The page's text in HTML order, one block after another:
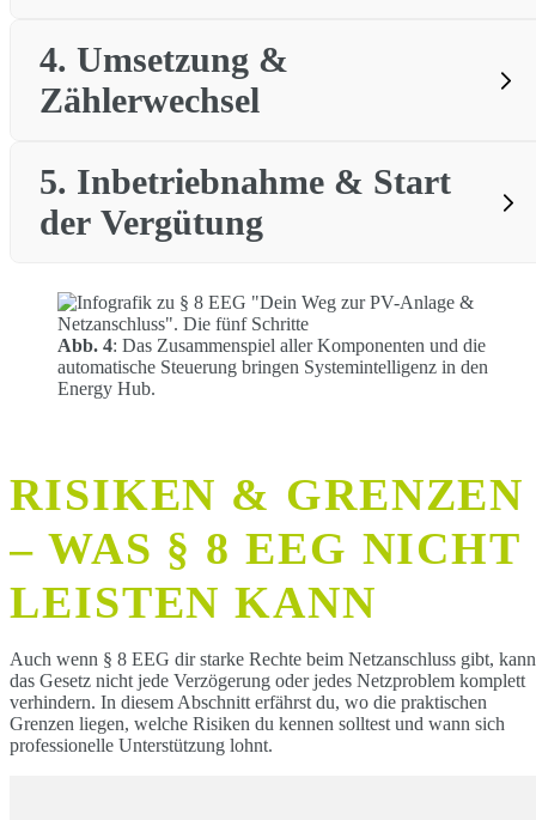
4. Umsetzung &
Zählerwechsel
5. Inbetriebnahme & Start
der Vergütung
Vergütungssatz
festgeschrieben
Förderperiode in der
Regel 20 Jahre
Abb. 4: Das Zusammenspiel aller Komponenten und die
automatische Steuerung bringen Systemintelligenz in den
Energy Hub.
RISIKEN & GRENZEN
– WAS § 8 EEG NICHT
LEISTEN KANN
Auch wenn § 8 EEG dir starke Rechte beim Netzanschluss gibt, kann
das Gesetz nicht jede Verzögerung oder jedes Netzproblem komplett
verhindern. In diesem Abschnitt erfährst du, wo die praktischen
Grenzen liegen, welche Risiken du kennen solltest und wann sich
professionelle Unterstützung lohnt.